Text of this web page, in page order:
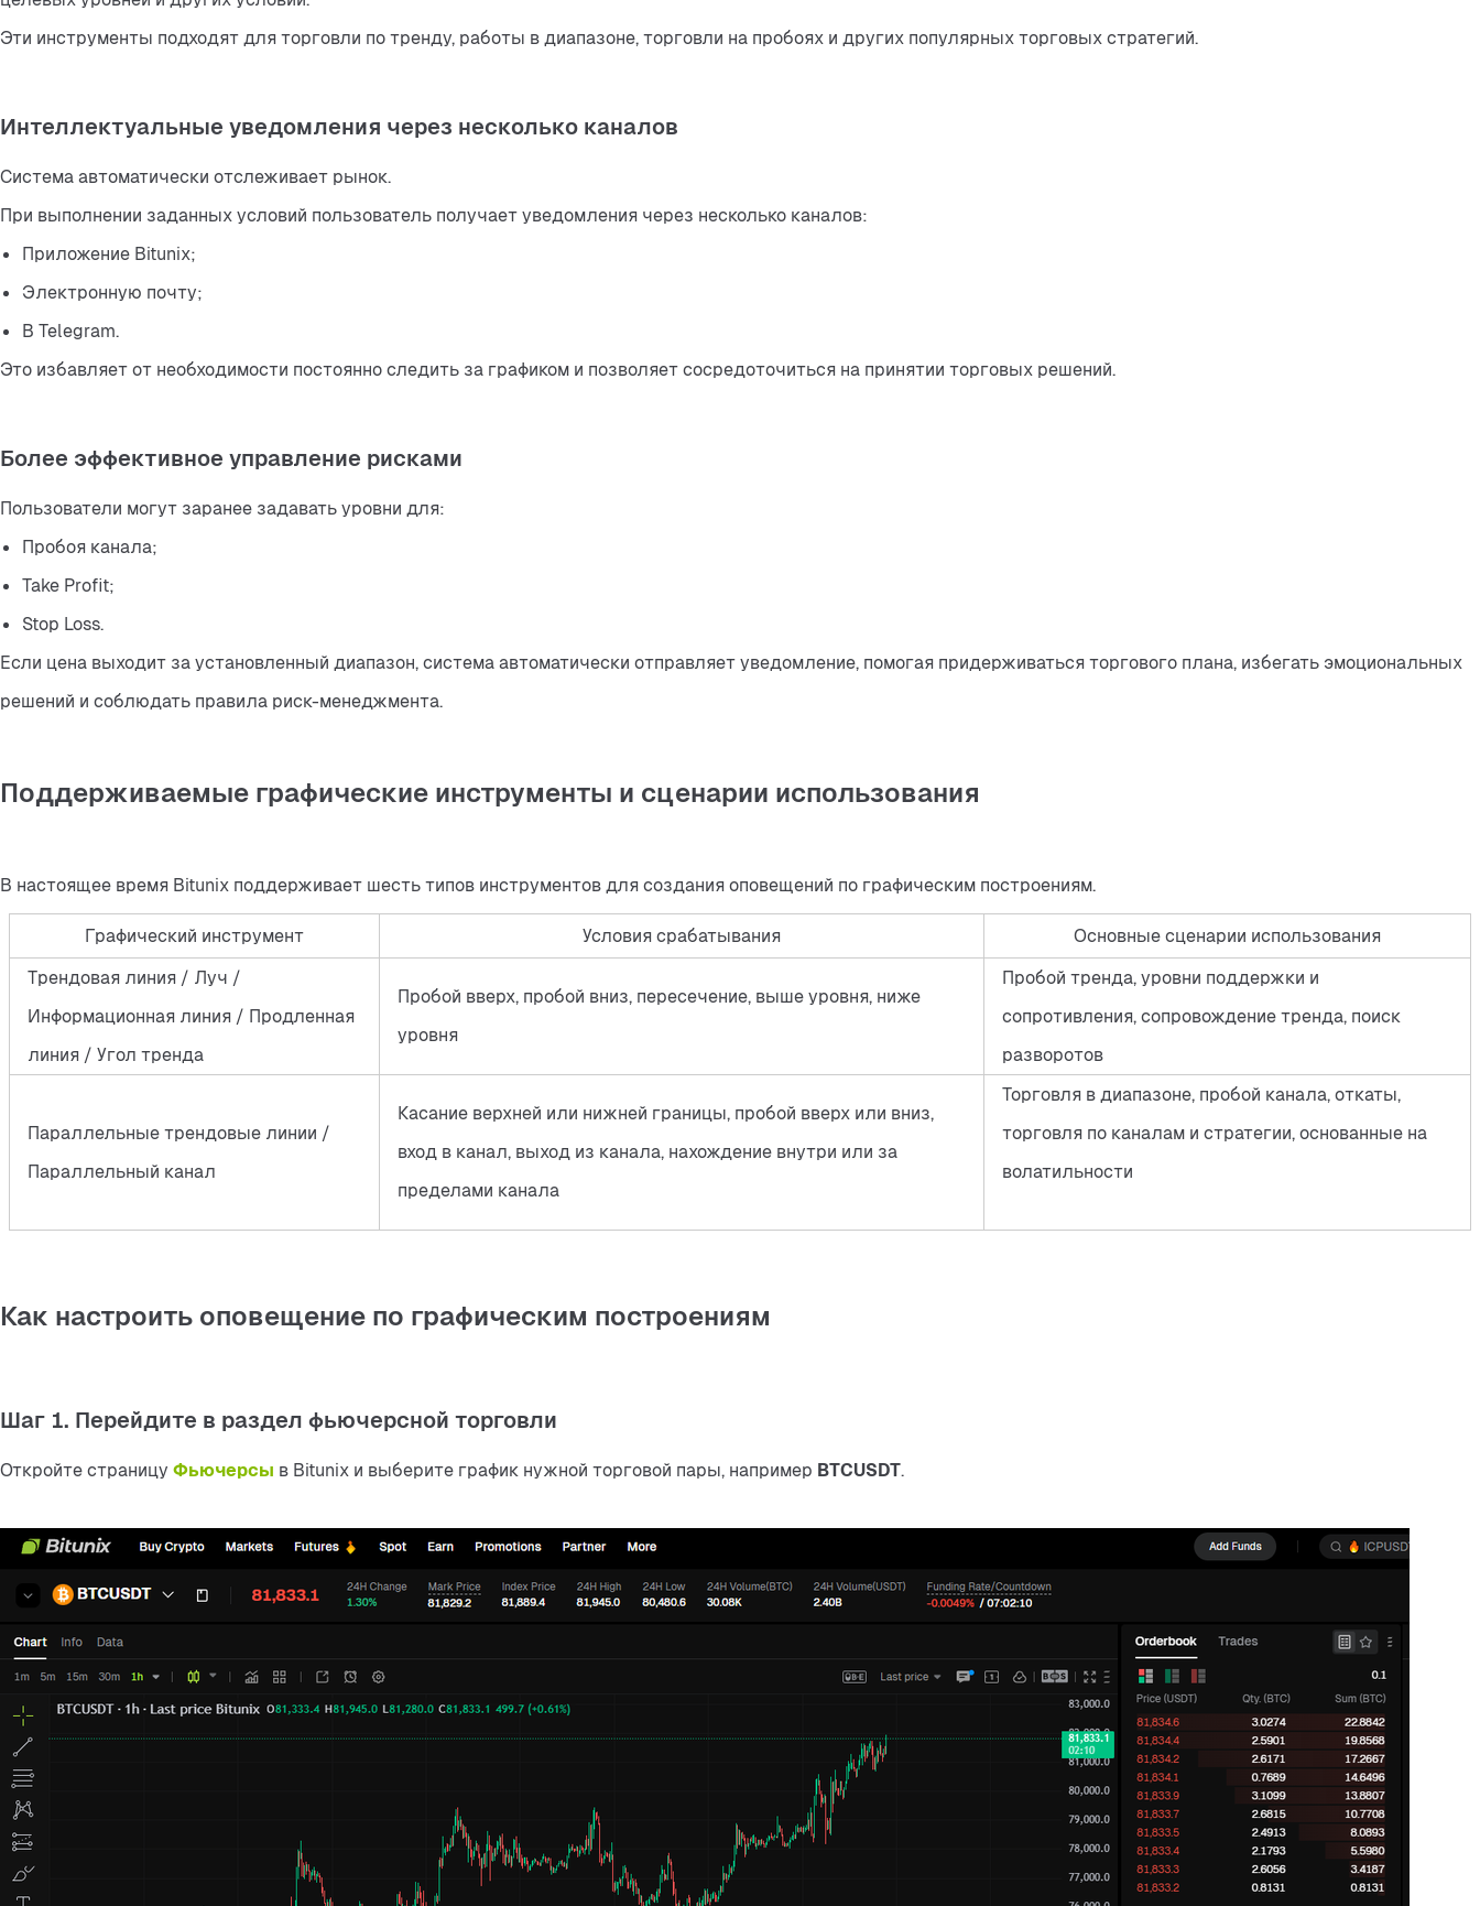
Эти инструменты подходят для торговли по тренду, работы в диапазоне, торговли на пробоях и других популярных торговых стратегий.
Интеллектуальные уведомления через несколько каналов
Система автоматически отслеживает рынок.
При выполнении заданных условий пользователь получает уведомления через несколько каналов:
Приложение Bitunix;
Электронную почту;
В Telegram.
Это избавляет от необходимости постоянно следить за графиком и позволяет сосредоточиться на принятии торговых решений.
Более эффективное управление рисками
Пользователи могут заранее задавать уровни для:
Пробоя канала;
Take Profit;
Stop Loss.
Если цена выходит за установленный диапазон, система автоматически отправляет уведомление, помогая придерживаться торгового плана, избегать эмоциональных
решений и соблюдать правила риск-менеджмента.
Поддерживаемые графические инструменты и сценарии использования
В настоящее время Bitunix поддерживает шесть типов инструментов для создания оповещений по графическим построениям.
Графический инструмент Условия срабатывания
Основные сценарии использования
Трендовая линия / Луч /
Информационная линия / Продленная
линия / Угол тренда
Пробой вверх, пробой вниз, пересечение, выше уровня, ниже
уровня
Пробой тренда, уровни поддержки и
сопротивления, сопровождение тренда, поиск
разворотов
Параллельные трендовые линии /
Параллельный канал
Касание верхней или нижней границы, пробой вверх или вниз,
вход в канал, выход из канала, нахождение внутри или за
пределами канала
Торговля в диапазоне, пробой канала, откаты,
торговля по каналам и стратегии, основанные на
волатильности
Как настроить оповещение по графическим построениям
Шаг 1. Перейдите в раздел фьючерсной торговли
Откройте страницу Фьючерсы в Bitunix и выберите график нужной торговой пары, например BTCUSDT.